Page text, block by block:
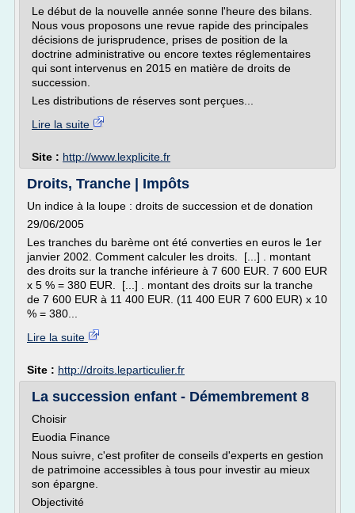
Le début de la nouvelle année sonne l'heure des bilans.
Nous vous proposons une revue rapide des principales
décisions de jurisprudence, prises de position de la
doctrine administrative ou encore textes réglementaires
qui sont intervenus en 2015 en matière de droits de
succession.
Les distributions de réserves sont perçues...
Lire la suite
Site : http://www.lexplicite.fr
Droits, Tranche | Impôts
Un indice à la loupe : droits de succession et de donation
29/06/2005
Les tranches du barème ont été converties en euros le 1er
janvier 2002. Comment calculer les droits. [...] . montant
des droits sur la tranche inférieure à 7 600 EUR. 7 600 EUR
x 5 % = 380 EUR. [...] . montant des droits sur la tranche
de 7 600 EUR à 11 400 EUR. (11 400 EUR 7 600 EUR) x 10
% = 380...
Lire la suite
Site : http://droits.leparticulier.fr
La succession enfant - Démembrement 8
Choisir
Euodia Finance
Nous suivre, c'est profiter de conseils d'experts en gestion
de patrimoine accessibles à tous pour investir au mieux
son épargne.
Objectivité